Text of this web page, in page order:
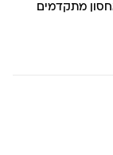
מתקדמים